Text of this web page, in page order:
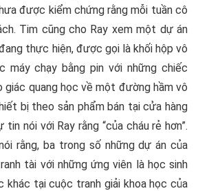
được kiểm chứng rằng mỗi tuần cô
Tim cũng cho Ray xem một dự án
thực hiện, được gọi là khối hộp vô
máy chạy bằng pin với những chiếc
giác quang học về một đường hầm vô
bị theo sản phẩm bán tại cửa hàng
nói với Ray rằng “của cháu rẻ hơn”.
rằng, ba trong số những dự án của
tài với những ứng viên là học sinh
khác tại cuộc tranh giải khoa học của